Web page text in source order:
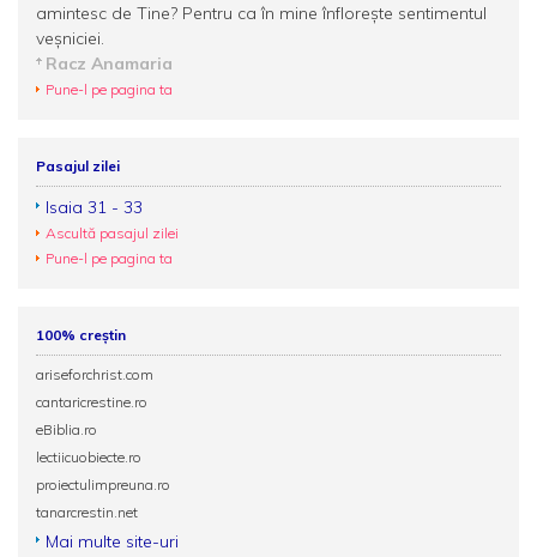
amintesc de Tine? Pentru ca în mine înfloreşte sentimentul
veşniciei.
Racz Anamaria
Pune-l pe pagina ta
Pasajul zilei
Isaia 31 - 33
Ascultă pasajul zilei
Pune-l pe pagina ta
100% creștin
ariseforchrist.com
cantaricrestine.ro
eBiblia.ro
lectiicuobiecte.ro
proiectulimpreuna.ro
tanarcrestin.net
Mai multe site-uri